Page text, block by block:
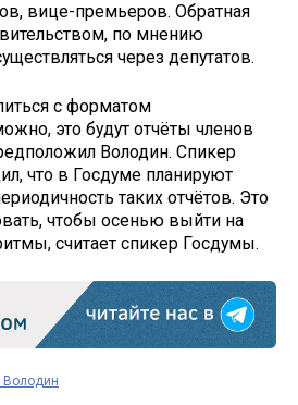
вице-премьеров. Обратная
по мнению
через депутатов.
с форматом
это будут отчёты членов
Володин. Спикер
что в Госдуме планируют
таких отчётов. Это
чтобы осенью выйти на
считает спикер Госдумы.
Володин